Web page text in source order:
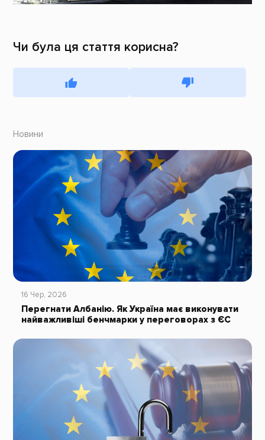
Чи була ця стаття корисна?
Новини
16 Чер, 2026
Перегнати Албанію. Як Україна має виконувати
найважливіші бенчмарки у переговорах з ЄС